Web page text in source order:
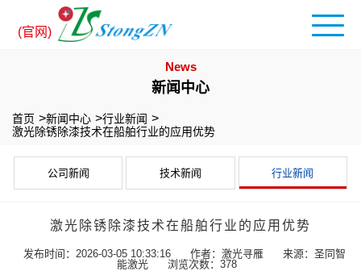
(官网)
News
新闻中心
首页 新闻中心
行业新闻
激光除锈除漆技术在船舶行业的应用优势
公司新闻 技术新闻 行业新闻
激光除锈除漆技术在船舶行业的应用优势
发布时间：2026-03-05 10:33:16 作者：激光寻雁
来源：圣同智
能激光
浏览次数：378